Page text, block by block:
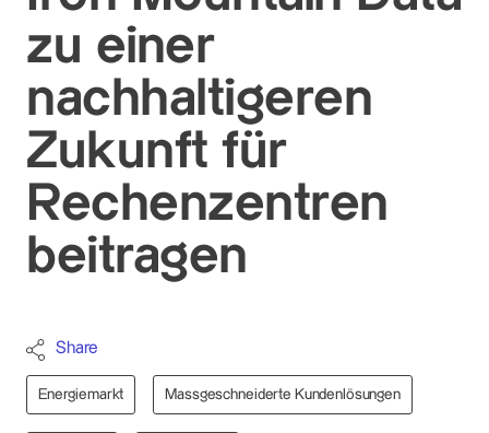
zu einer
nachhaltigeren
Zukunft für
Rechenzentren
beitragen
Share
Energiemarkt Massgeschneiderte Kundenlösungen